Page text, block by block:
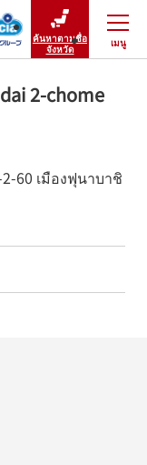
ค้นหาตามชื่อ
จังหวัด
เมนู
ปิดเมนู
2-chome
60 เมืองฟุนาบาชิ